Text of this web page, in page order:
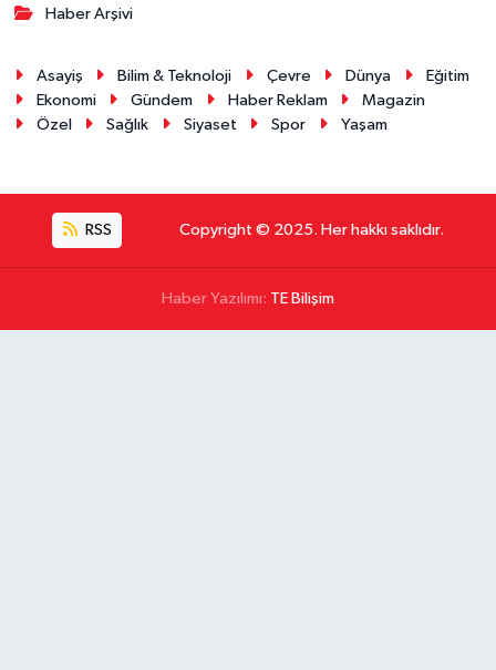
Haber Arşivi
Asayiş Bilim & Teknoloji Çevre Dünya
Eğitim
Ekonomi
Gündem Haber Reklam
Magazin
Özel
Sağlık Siyaset Spor Yaşam
RSS Copyright © 2025. Her hakkı saklıdır.
Haber Yazılımı: TE Bilişim